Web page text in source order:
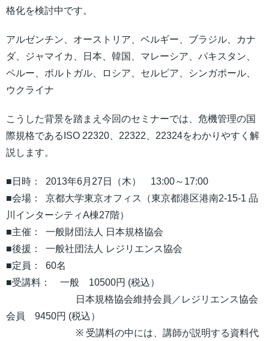
格化を検討中です。
アルゼンチン、オーストリア、ベルギー、ブラジル、カナ
ダ、ジャマイカ、日本、韓国、マレーシア、パキスタン、
ペルー、ポルトガル、ロシア、セルビア、シンガポール、
ウクライナ
こうした背景を踏まえ今回のセミナーでは、危機管理の国
際規格であるISO 22320、22322、22324をわかりやすく解
説します。
■日時： 2013年6月27日（木） 13:00～17:00
■会場： 京都大学東京オフィス（東京都港区港南2-15-1 品
川インターシティA棟27階）
■主催： 一般財団法人 日本規格協会
■後援： 一般社団法人 レジリエンス協会
■定員： 60名
■受講料： 一般 10500円 (税込）
日本規格協会維持会員／レジリエンス協会
会員 9450円 (税込）
※ 受講料の中には、講師が説明する資料代